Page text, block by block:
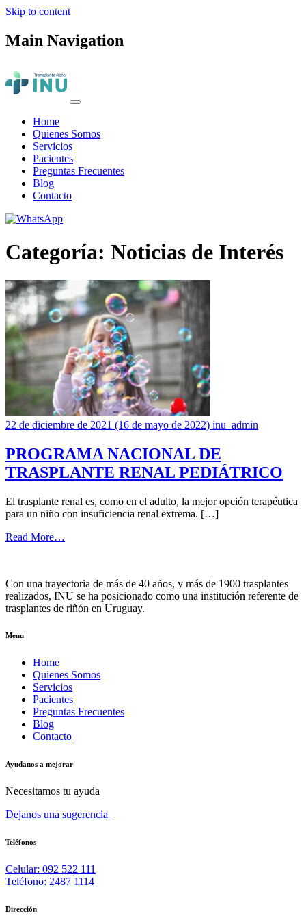
Skip to content
Main Navigation
Home
Quienes Somos
Servicios
Pacientes
Preguntas Frecuentes
Blog
Contacto
Categoría: Noticias de Interés
22 de diciembre de 2021 (16 de mayo de 2022) inu_admin
PROGRAMA NACIONAL DE
TRASPLANTE RENAL PEDIÁTRICO
El trasplante renal es, como en el adulto, la mejor opción terapéutica
para un niño con insuficiencia renal extrema. […]
Read More…
Con una trayectoria de más de 40 años, y más de 1900 trasplantes
realizados, INU se ha posicionado como una institución referente de
trasplantes de riñón en Uruguay.
Menu
Home
Quienes Somos
Servicios
Pacientes
Preguntas Frecuentes
Blog
Contacto
Ayudanos a mejorar
Necesitamos tu ayuda
Dejanos una sugerencia
Teléfonos
Celular: 092 522 111
Teléfono: 2487 1114
Dirección